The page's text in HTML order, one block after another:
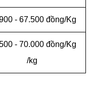
- 67.500 đồng/Kg
- 70.000 đồng/Kg
/kg